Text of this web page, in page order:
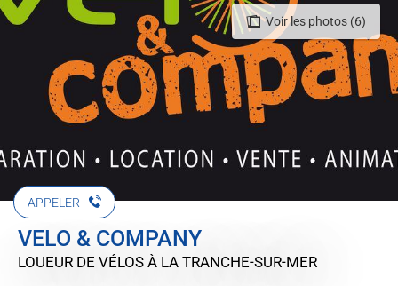
Voir les photos (6)
APPELER
VELO & COMPANY
LOUEUR DE VÉLOS À LA TRANCHE-SUR-MER